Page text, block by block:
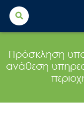
Search
for:
Πρόσκληση
ανάθεση